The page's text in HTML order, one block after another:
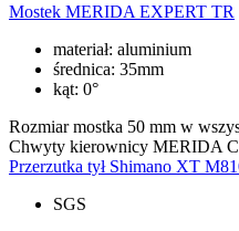
Mostek MERIDA EXPERT TR
materiał: aluminium
średnica: 35mm
kąt: 0°
Rozmiar mostka 50 mm w
Chwyty kierownicy MERIDA
Przerzutka tył Shimano XT
SGS